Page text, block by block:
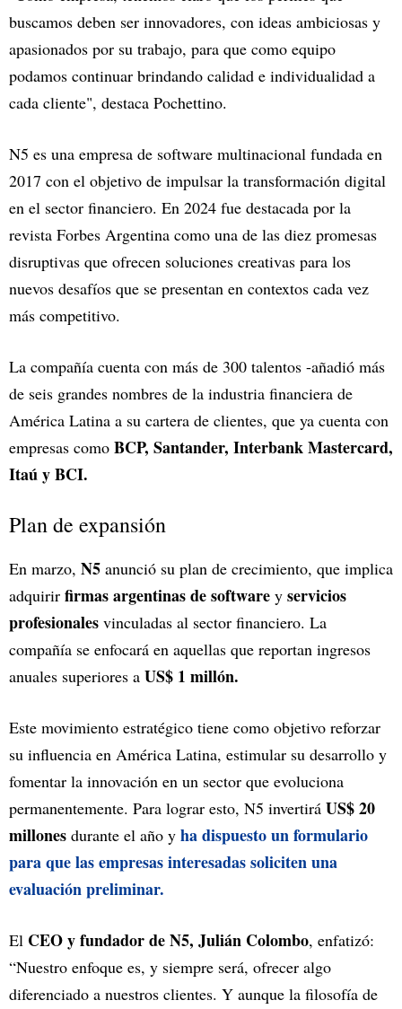
buscamos deben ser innovadores, con ideas ambiciosas y
apasionados por su trabajo, para que como equipo
podamos continuar brindando calidad e individualidad a
cada cliente", destaca Pochettino.
N5 es una empresa de software multinacional fundada en
2017 con el objetivo de impulsar la transformación digital
en el sector financiero. En 2024 fue destacada por la
revista Forbes Argentina como una de las diez promesas
disruptivas que ofrecen soluciones creativas para los
nuevos desafíos que se presentan en contextos cada vez
más competitivo.
La compañía cuenta con más de 300 talentos -añadió más
de seis grandes nombres de la industria financiera de
América Latina a su cartera de clientes, que ya cuenta con
empresas como BCP, Santander, Interbank Mastercard,
Itaú y BCI.
Plan de expansión
En marzo, N5 anunció su plan de crecimiento, que implica
adquirir firmas argentinas de software y servicios
profesionales vinculadas al sector financiero. La
compañía se enfocará en aquellas que reportan ingresos
anuales superiores a US$ 1 millón.
Este movimiento estratégico tiene como objetivo reforzar
su influencia en América Latina, estimular su desarrollo y
fomentar la innovación en un sector que evoluciona
permanentemente. Para lograr esto, N5 invertirá US$ 20
millones durante el año y ha dispuesto un formulario
para que las empresas interesadas soliciten una
evaluación preliminar.
El CEO y fundador de N5, Julián Colombo, enfatizó:
“Nuestro enfoque es, y siempre será, ofrecer algo
diferenciado a nuestros clientes. Y aunque la filosofía de